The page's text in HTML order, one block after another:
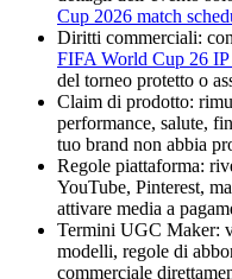
Cup 2026 match
Diritti commerciali:
FIFA World Cup 26
del torneo protetto o
Claim di prodotto:
performance, salute,
tuo brand non abbia
Regole piattaforma:
YouTube, Pinterest,
attivare media a
Termini UGC Maker:
modelli, regole di
commerciale